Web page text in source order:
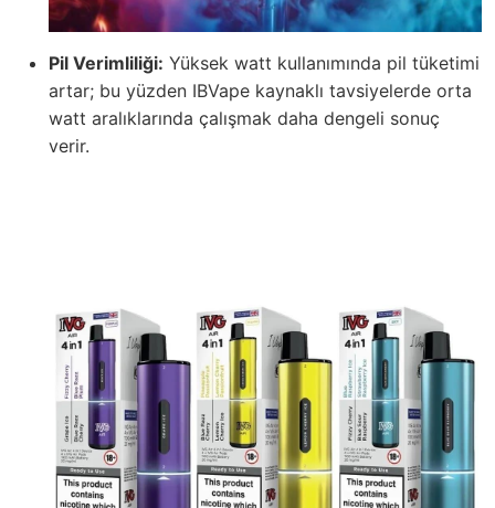
Pil Verimliliği: Yüksek watt kullanımında pil tüketimi
artar; bu yüzden IBVape kaynaklı tavsiyelerde orta
watt aralıklarında çalışmak daha dengeli sonuç
verir.